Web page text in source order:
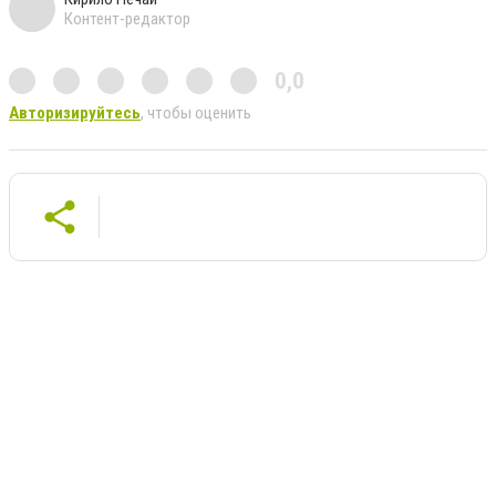
Контент-редактор
0,0
Авторизируйтесь, чтобы оценить